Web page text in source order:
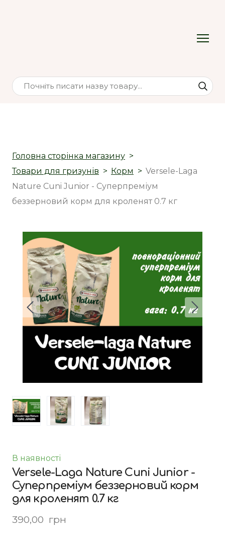
Головна сторінка магазину
Товари для гризунів
Корм
Versele-Laga
Nature Cuni Junior - Суперпреміум
беззерновий корм для кроленят 0.7 кг
В наявності
Versele-Laga Nature Cuni Junior -
Суперпреміум беззерновий корм
для кроленят 0.7 кг
390,00  грн